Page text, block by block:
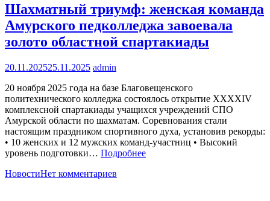
Шахматный триумф: женская команда
Амурского педколледжа завоевала
золото областной спартакиады
20.11.202525.11.2025 admin
20 ноября 2025 года на базе Благовещенского
политехнического колледжа состоялось открытие XXXXIV
комплексной спартакиады учащихся учреждений СПО
Амурской области по шахматам. Соревнования стали
настоящим праздником спортивного духа, установив рекорды:
• 10 женских и 12 мужских команд-участниц • Высокий
уровень подготовки… Подробнее
НовостиНет комментариев